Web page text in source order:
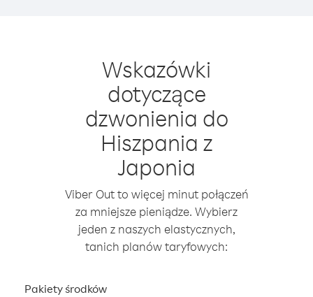
Wskazówki
dotyczące
dzwonienia do
Hiszpania z
Japonia
Viber Out to więcej minut połączeń
za mniejsze pieniądze. Wybierz
jeden z naszych elastycznych,
tanich planów taryfowych:
Pakiety środków